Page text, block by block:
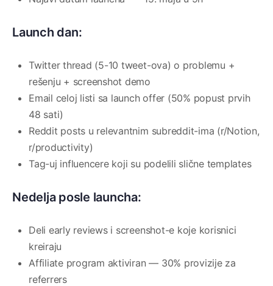
Launch dan:
Twitter thread (5-10 tweet-ova) o problemu +
rešenju + screenshot demo
Email celoj listi sa launch offer (50% popust prvih
48 sati)
Reddit posts u relevantnim subreddit-ima (r/Notion,
r/productivity)
Tag-uj influencere koji su podelili slične templates
Nedelja posle launcha:
Deli early reviews i screenshot-e koje korisnici
kreiraju
Affiliate program aktiviran — 30% provizije za
referrers